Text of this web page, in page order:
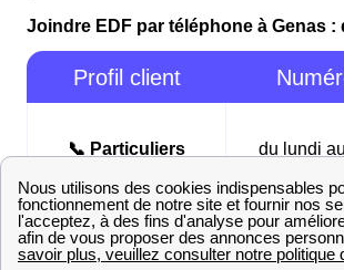
Joindre EDF par téléphone à Genas :
Profil client
📞 Particuliers
du lundi
📞 Professionnels
du lundi au